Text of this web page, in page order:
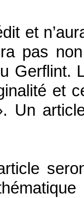
et
pas
Gerflint.
et
Un